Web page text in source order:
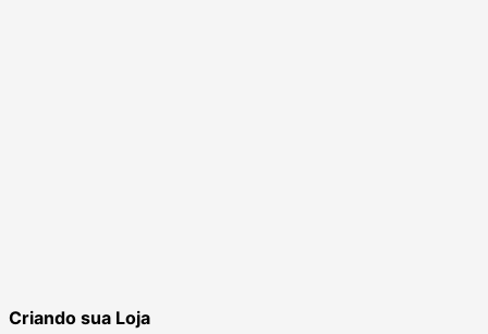
Criando sua Loja